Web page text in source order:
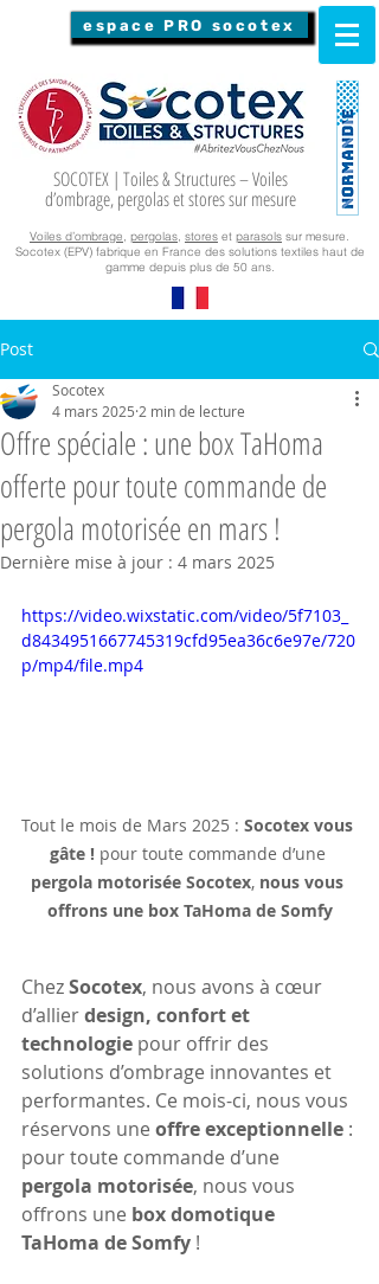
espace PRO socotex
SOCOTEX | Toiles & Structures – Voiles
d’ombrage, pergolas et stores sur mesure
Voiles d’ombrage, pergolas, stores et parasols sur mesure.
Socotex (EPV) fabrique en France des solutions textiles haut de
gamme depuis plus de 50 ans.
Post
Offre spéciale : une box TaHoma
offerte pour toute commande de
pergola motorisée en mars !
Socotex
4 mars 2025 2 min de lecture
Dernière mise à jour : 4 mars 2025
https://video.wixstatic.com/video/5f7103_
d8434951667745319cfd95ea36c6e97e/720
p/mp4/file.mp4
Tout le mois de Mars 2025 : Socotex vous
gâte ! pour toute commande d’une
pergola motorisée Socotex, nous vous
offrons une box TaHoma de Somfy
Chez Socotex, nous avons à cœur
d’allier design, confort et
technologie pour offrir des
solutions d’ombrage innovantes et
performantes. Ce mois-ci, nous vous
réservons une offre exceptionnelle :
pour toute commande d’une
pergola motorisée, nous vous
offrons une box domotique
TaHoma de Somfy !